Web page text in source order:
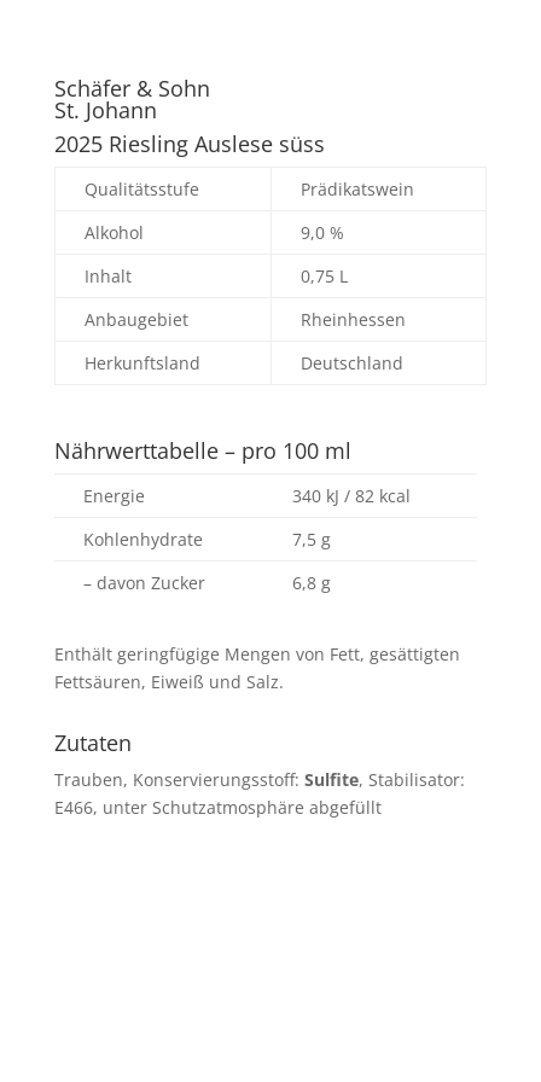
Schäfer & Sohn
St. Johann
2025 Riesling Auslese süss
Qualitätsstufe
Prädikatswein
Alkohol
9,0 %
Inhalt
0,75 L
Anbaugebiet
Rheinhessen
Herkunftsland
Deutschland
Nährwerttabelle – pro 100 ml
Energie
340 kJ / 82 kcal
Kohlenhydrate
7,5 g
– davon Zucker
6,8 g
Enthält geringfügige Mengen von Fett, gesättigten
Fettsäuren, Eiweiß und Salz.
Zutaten
Trauben, Konservierungsstoff: Sulfite, Stabilisator:
E466, unter Schutzatmosphäre abgefüllt